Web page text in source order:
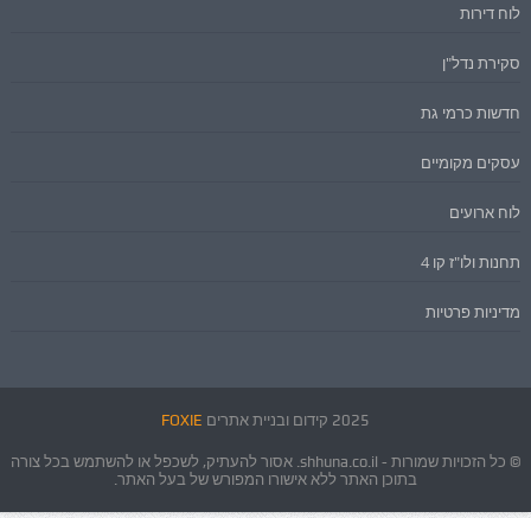
לוח דירות
סקירת נדל"ן
חדשות כרמי גת
עסקים מקומיים
לוח ארועים
תחנות ולו"ז קו 4
מדיניות פרטיות
2025 קידום ובניית אתרים FOXIE
© כל הזכויות שמורות - shhuna.co.il. אסור להעתיק, לשכפל או להשתמש בכל צורה
בתוכן האתר ללא אישורו המפורש של בעל האתר.